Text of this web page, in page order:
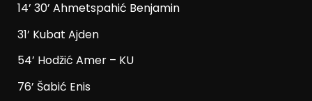
14’ 30’ Ahmetspahić Benjamin
31’ Kubat Ajden
54’ Hodžić Amer – KU
76’ Šabić Enis